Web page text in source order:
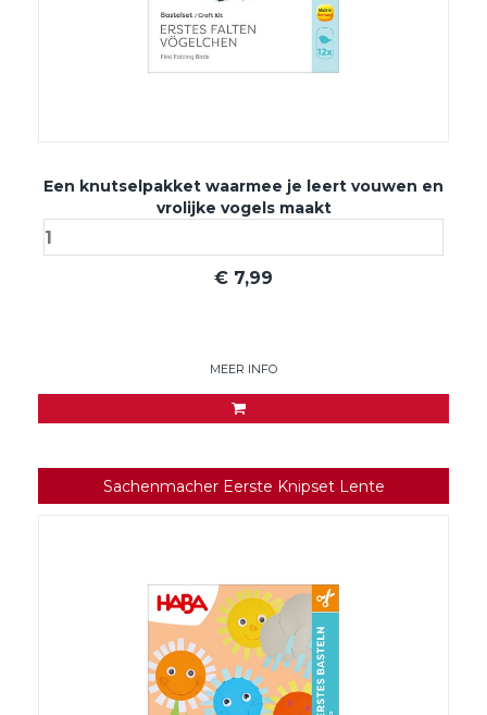
Een knutselpakket waarmee je leert vouwen en
vrolijke vogels maakt
€ 7,99
MEER INFO
Sachenmacher Eerste Knipset Lente